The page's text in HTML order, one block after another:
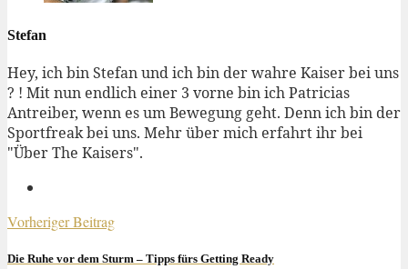
Stefan
Hey, ich bin Stefan und ich bin der wahre Kaiser bei uns
? ! Mit nun endlich einer 3 vorne bin ich Patricias
Antreiber, wenn es um Bewegung geht. Denn ich bin der
Sportfreak bei uns. Mehr über mich erfahrt ihr bei
"Über The Kaisers".
Vorheriger Beitrag
Die Ruhe vor dem Sturm – Tipps fürs Getting Ready